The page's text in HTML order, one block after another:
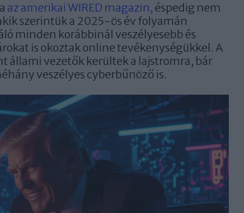
az amerikai WIRED magazin, éspedig nem
szerintük a 2025-ös év folyamán
minden korábbinál veszélyesebb és
is okoztak online tevékenységükkel. A
állami vezetők kerültek a lajstromra, bár
veszélyes cyberbűnöző is.